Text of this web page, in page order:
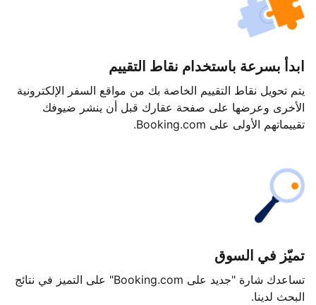
ابدأ بسرعة باستخدام نقاط التقييم
يتم تحويل نقاط التقييم الخاصة بك من مواقع السفر الإلكترونية
الأخرى وعرضها على صفحة عقارك قبل أن ينشر ضيوفك
تقييماتهم الأولى على Booking.com.
تميّز في السوق
تساعدك شارة "جديد على Booking.com" على التميز في نتائج
البحث لدينا.